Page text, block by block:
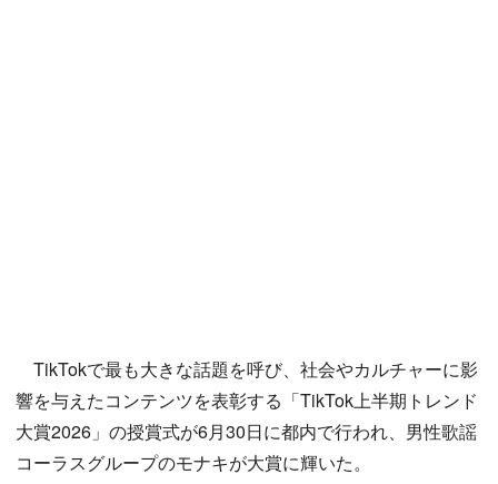
TikTokで最も大きな話題を呼び、社会やカルチャーに影
響を与えたコンテンツを表彰する「TikTok上半期トレンド
大賞2026」の授賞式が6月30日に都内で行われ、男性歌謡
コーラスグループのモナキが大賞に輝いた。